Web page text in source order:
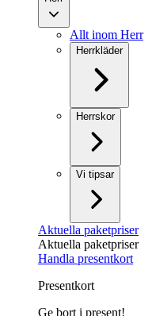
Allt inom Herr
Herrkläder
Herrskor
Vi tipsar
Aktuella paketpriser
Aktuella paketpriser
Handla presentkort
Presentkort
Ge bort i present!